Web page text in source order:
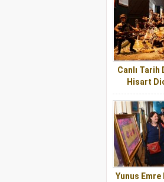
Canlı Tarih
Hisart
Yunus